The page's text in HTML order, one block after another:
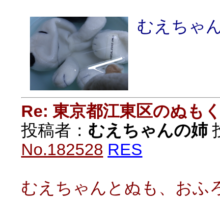
むえちゃ
Re: 東京都江東区のぬも
投稿者： むえちゃんの姉
No.182528 RES
むえちゃんとぬも、おふ